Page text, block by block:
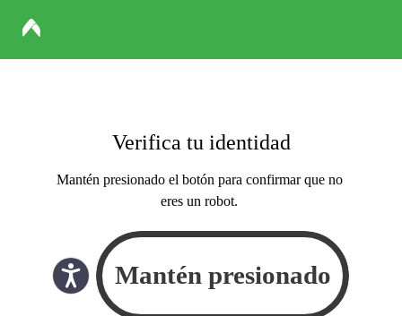
Verifica tu identidad
Mantén presionado el botón para confirmar que no
eres un robot.